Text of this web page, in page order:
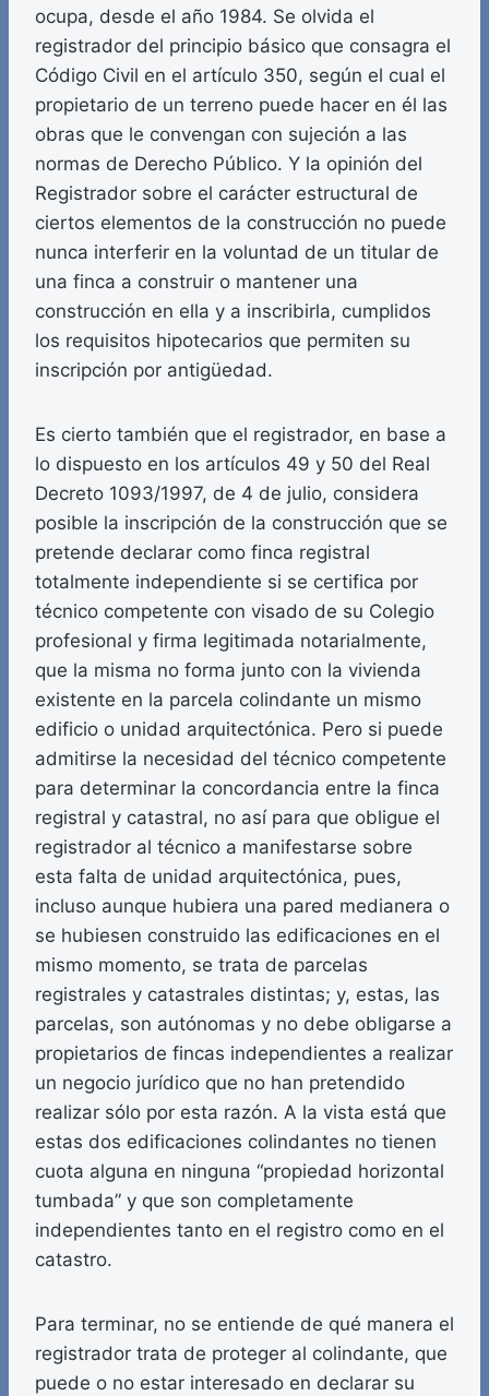
ocupa, desde el año 1984. Se olvida el
registrador del principio básico que consagra el
Código Civil en el artículo 350, según el cual el
propietario de un terreno puede hacer en él las
obras que le convengan con sujeción a las
normas de Derecho Público. Y la opinión del
Registrador sobre el carácter estructural de
ciertos elementos de la construcción no puede
nunca interferir en la voluntad de un titular de
una finca a construir o mantener una
construcción en ella y a inscribirla, cumplidos
los requisitos hipotecarios que permiten su
inscripción por antigüedad.
Es cierto también que el registrador, en base a
lo dispuesto en los artículos 49 y 50 del Real
Decreto 1093/1997, de 4 de julio, considera
posible la inscripción de la construcción que se
pretende declarar como finca registral
totalmente independiente si se certifica por
técnico competente con visado de su Colegio
profesional y firma legitimada notarialmente,
que la misma no forma junto con la vivienda
existente en la parcela colindante un mismo
edificio o unidad arquitectónica. Pero si puede
admitirse la necesidad del técnico competente
para determinar la concordancia entre la finca
registral y catastral, no así para que obligue el
registrador al técnico a manifestarse sobre
esta falta de unidad arquitectónica, pues,
incluso aunque hubiera una pared medianera o
se hubiesen construido las edificaciones en el
mismo momento, se trata de parcelas
registrales y catastrales distintas; y, estas, las
parcelas, son autónomas y no debe obligarse a
propietarios de fincas independientes a realizar
un negocio jurídico que no han pretendido
realizar sólo por esta razón. A la vista está que
estas dos edificaciones colindantes no tienen
cuota alguna en ninguna “propiedad horizontal
tumbada” y que son completamente
independientes tanto en el registro como en el
catastro.
Para terminar, no se entiende de qué manera el
registrador trata de proteger al colindante, que
puede o no estar interesado en declarar su